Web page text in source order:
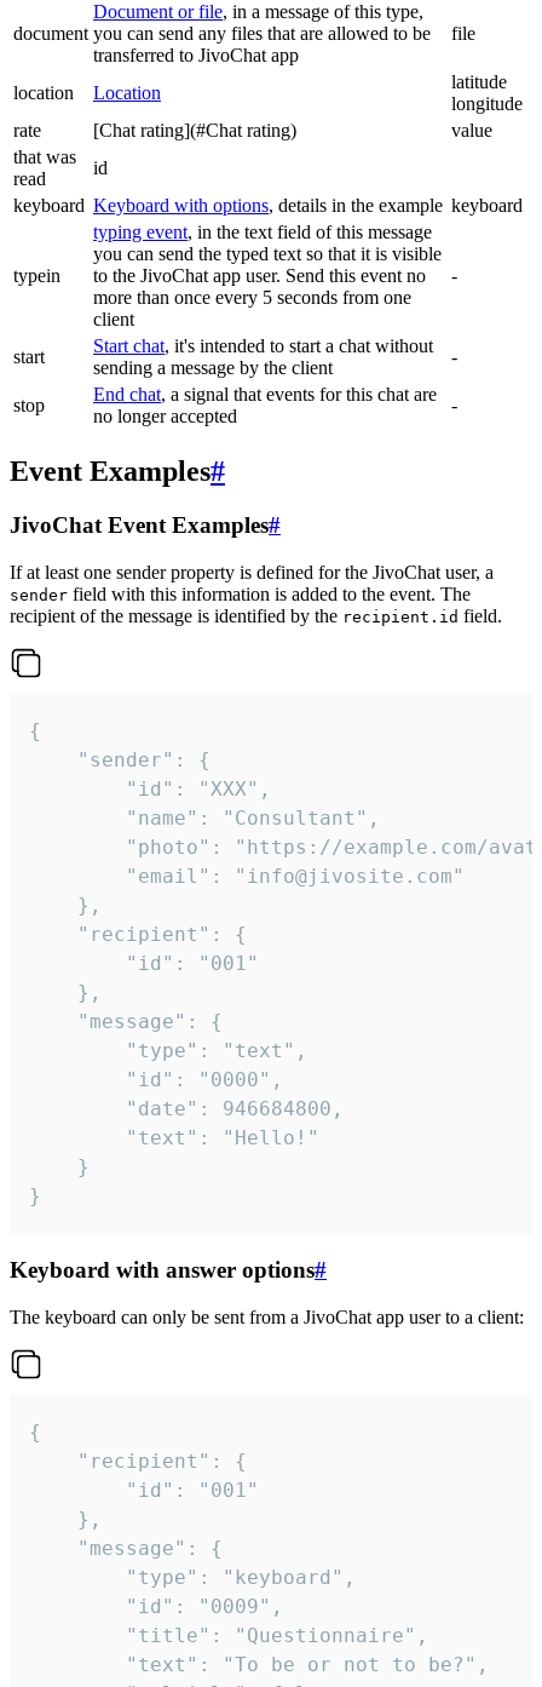
document
Document or file, in a message of this type,
you can send any files that are allowed to be
transferred to JivoChat app
file
location Location
latitude
longitude
rate
[Chat rating](#Chat rating)
value
that was
read
id
keyboard Keyboard with options, details in the example keyboard
typein
typing event, in the text field of this message
you can send the typed text so that it is visible
to the JivoChat app user. Send this event no
more than once every 5 seconds from one
client
-
start
Start chat, it's intended to start a chat without
sending a message by the client
-
stop
End chat, a signal that events for this chat are
no longer accepted
-
Event Examples#
JivoChat Event Examples#
If at least one sender property is defined for the JivoChat user, a
sender field with this information is added to the event. The
recipient of the message is identified by the recipient.id field.
{
}
Keyboard with answer options#
The keyboard can only be sent from a JivoChat app user to a client:
{